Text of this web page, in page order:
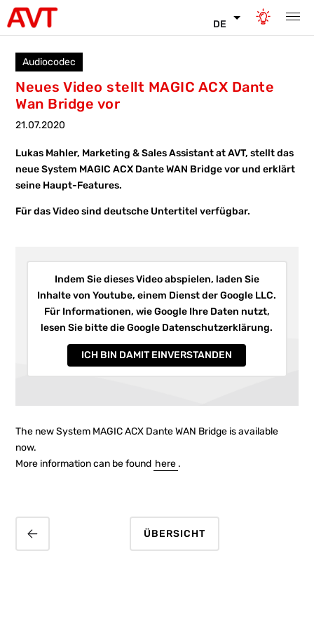
DE
Audiocodec
Neues Video stellt MAGIC ACX Dante
Wan Bridge vor
21.07.2020
Lukas Mahler, Marketing & Sales Assistant at AVT, stellt das
neue System MAGIC ACX Dante WAN Bridge vor und erklärt
seine Haupt-Features.
Für das Video sind deutsche Untertitel verfügbar.
Indem Sie dieses Video abspielen, laden Sie
Inhalte von Youtube, einem Dienst der Google LLC.
Für Informationen, wie Google Ihre Daten nutzt,
lesen Sie bitte die Google Datenschutzerklärung.
ICH BIN DAMIT EINVERSTANDEN
The new System MAGIC ACX Dante WAN Bridge is available
now.
More information can be found here .
ÜBERSICHT